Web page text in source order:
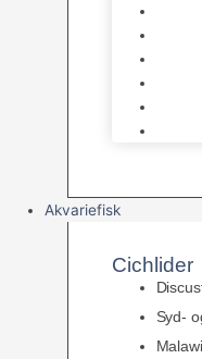
Akvariefisk
Cichlider
Syd-